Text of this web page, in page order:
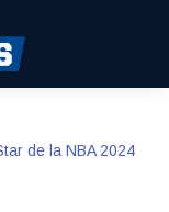
de la NBA 2024